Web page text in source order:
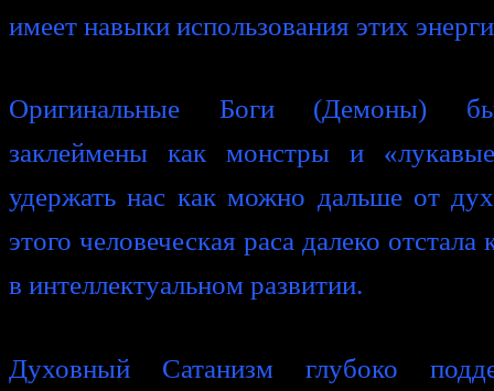
имеет навыки использования этих
Оригинальные Боги (Демоны)
заклеймены как монстры и
удержать нас как можно дальше от
этого человеческая раса далеко
в интеллектуальном развитии.
Духовный Сатанизм глубоко